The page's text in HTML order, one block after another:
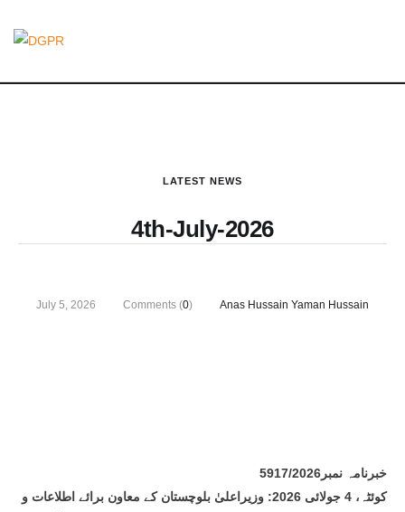
LATEST NEWS
4th-July-2026
July 5, 2026 Comments (0) Anas Hussain Yaman Hussain
خبرنامہ نمبر5917/2026
کوئٹہ، 4 جولائی 2026: وزیراعلیٰ بلوچستان کے معاون برائے اطلاعات و